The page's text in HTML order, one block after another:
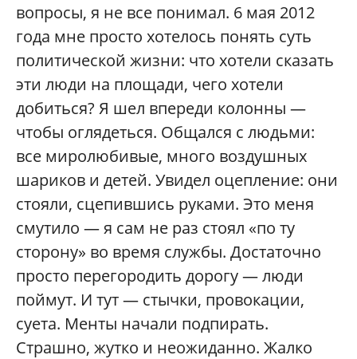
вопросы, я не все понимал. 6 мая 2012
года мне просто хотелось понять суть
политической жизни: что хотели сказать
эти люди на площади, чего хотели
добиться? Я шел впереди колонны —
чтобы оглядеться. Общался с людьми:
все миролюбивые, много воздушных
шариков и детей. Увидел оцепление: они
стояли, сцепившись руками. Это меня
смутило — я сам не раз стоял «по ту
сторону» во время службы. Достаточно
просто перегородить дорогу — люди
поймут. И тут — стычки, провокации,
суета. Менты начали подпирать.
Страшно, жутко и неожиданно. Жалко